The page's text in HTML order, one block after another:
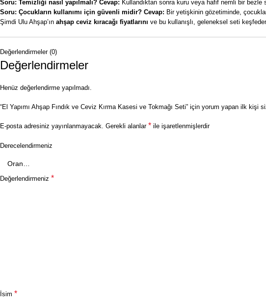
Soru: Temizliği nasıl yapılmalı? Cevap: Kullandıktan sonra kuru veya hafif nemli bir bezle
Soru: Çocukların kullanımı için güvenli midir? Cevap: Bir yetişkinin gözetiminde,
Şimdi Ulu Ahşap’ın ahşap ceviz kıracağı fiyatlarını ve bu kullanışlı, geleneksel seti
Değerlendirmeler (0)
Değerlendirmeler
Henüz değerlendirme yapılmadı.
“El Yapımı Ahşap Fındık ve Ceviz Kırma Kasesi ve Tokmağı Seti” için yorum yapan ilk kişi
E-posta adresiniz yayınlanmayacak. Gerekli alanlar * ile işaretlenmişlerdir
Derecelendirmeniz
Değerlendirmeniz *
İsim *